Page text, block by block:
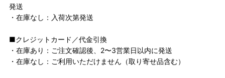
発送
・在庫なし：入荷次第発送
■クレジットカード／代金引換
・在庫あり：ご注文確認後、2〜3営業日以内に発送
・在庫なし：ご利用いただけません（取り寄せ品含む）